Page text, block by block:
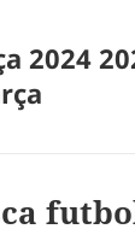
2024